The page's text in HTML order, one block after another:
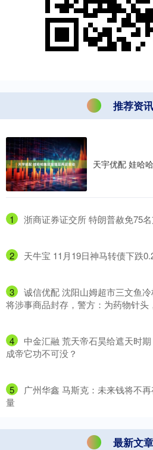
推荐资讯
天宇优配 娃哈
1 浙商证券证交所 特朗普赦免75
2 天牛宝 11月19日神马转债下跌
3
诚信优配 沈阳山姆超市三文鱼
将涉事商品封存，警方：为药物针头
4
中金汇融 荒天帝石昊给遮天时
成帝它功不可没？
5
广州华鑫 马斯克：未来钱将不
量
最新文章